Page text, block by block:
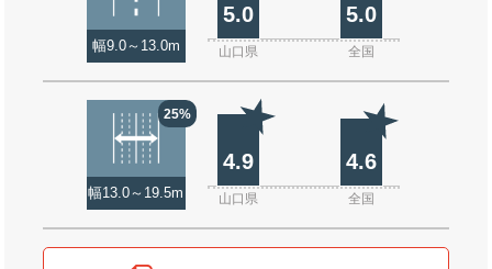
幅9.0～13.0m
5.0 5.0
山口県 全国
25%
幅13.0～19.5m
4.9 4.6
山口県 全国